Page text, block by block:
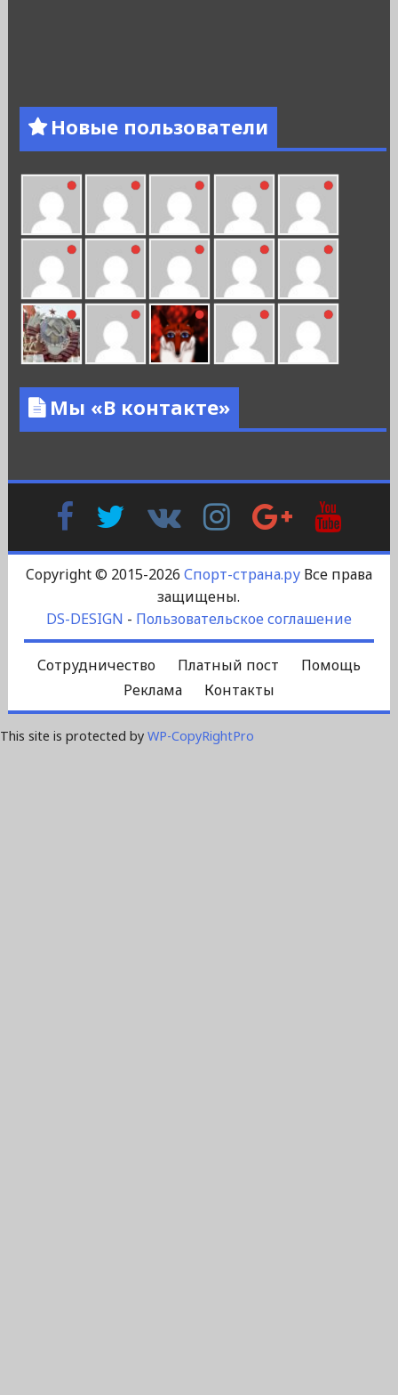
Новые пользователи
Мы «В контакте»
FacebookTwitter
Контакте
InstagramGoogle
Plus
Copyright © 2015-2026 Спорт-страна.руВсе права
защищены.
DS-DESIGN - Пользовательское соглашение
Сотрудничество Платный пост
Помощь
Реклама
Контакты
This site is protected by WP-CopyRightPro